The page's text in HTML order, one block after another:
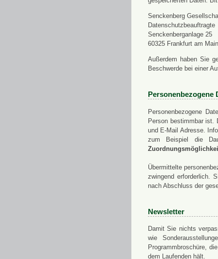
Senckenberg
Datenschutzbeauftragte
Senckenberganlage 25
60325 Frankfurt am Main
Außerdem haben Sie
Beschwerde bei einer
Personenbezogene
Personenbezogene
Person bestimmbar ist.
und E-Mail Adresse.
zum Beispiel die
Übermittelte
zwingend erforderlich.
nach Abschluss der
Newsletter
Damit Sie nichts
wie
Programmbroschüre,
dem Laufenden hält.